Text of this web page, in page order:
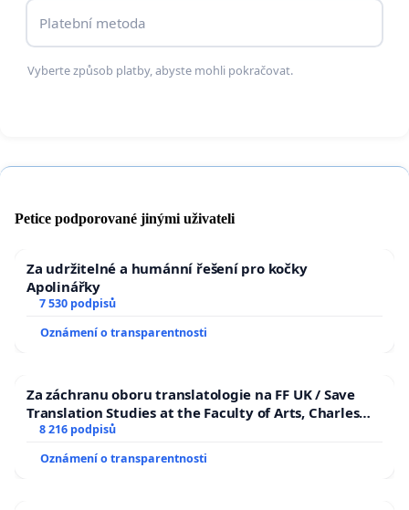
Obdobný veřejný volnočasový prostor vznikl za
přispění Statutárního města Liberec (včetně
výkupu pozemků) např. i u zastávky tramvaje
Spáleniště, který je hojně využíván místními
Platební metoda
Vyberte způsob platby, abyste mohli pokračovat.
Petice podporované jinými uživateli
Za udržitelné a humánní řešení pro kočky
Apolinářky
7 530 podpisů
Oznámení o transparentnosti
Za záchranu oboru translatologie na FF UK / Save
Translation Studies at the Faculty of Arts, Charles
University
8 216 podpisů
Oznámení o transparentnosti